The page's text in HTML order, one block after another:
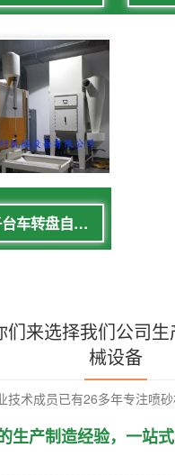
江丰电子台车转盘自动喷砂机
们来选择我们公司
械设备
技术成员已有26多年专注喷
生产制造经验，一站